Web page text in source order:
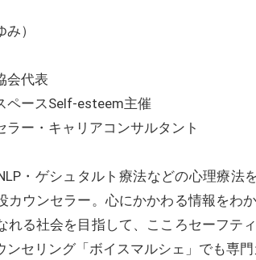
）
会代表
ペースSelf-esteem主催
ー・キャリアコンサルタント
・ゲシュタルト療法などの心理療法
カウンセラー。心にかかわる情報をわ
れる社会を目指して、こころセーフテ
セリング「ボイスマルシェ」でも専門